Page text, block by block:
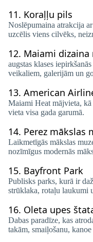
11. Koraļļu pils
Noslēpumaina atrakcija
uzcēlis viens cilvēks,
12. Maiami dizaina
augstas klases
veikaliem, galerijām un
13. American
Maiami Heat mājvieta,
vieta visa gada garumā.
14. Perez mākslas
Laikmetīgās mākslas
nozīmīgus modernās
15. Bayfront Park
Publisks parks, kurā ir
strūklaka, rotaļu laukumi
16. Oleta upes
Dabas paradīze, kas
takām, smaiļošanu,